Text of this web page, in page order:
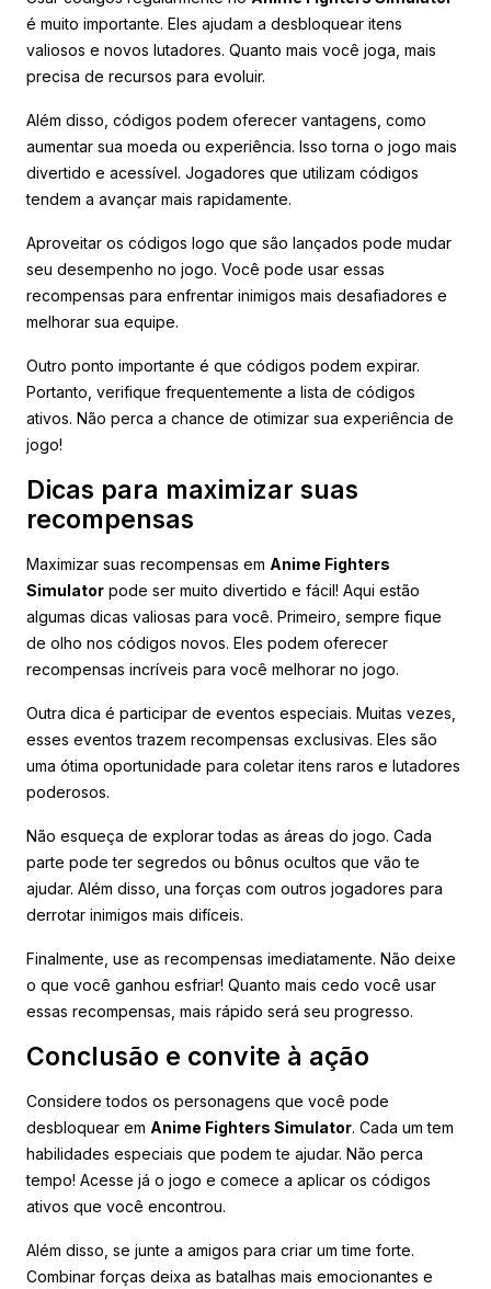
é muito importante. Eles ajudam a desbloquear itens
valiosos e novos lutadores. Quanto mais você joga, mais
precisa de recursos para evoluir.
Além disso, códigos podem oferecer vantagens, como
aumentar sua moeda ou experiência. Isso torna o jogo mais
divertido e acessível. Jogadores que utilizam códigos
tendem a avançar mais rapidamente.
Aproveitar os códigos logo que são lançados pode mudar
seu desempenho no jogo. Você pode usar essas
recompensas para enfrentar inimigos mais desafiadores e
melhorar sua equipe.
Outro ponto importante é que códigos podem expirar.
Portanto, verifique frequentemente a lista de códigos
ativos. Não perca a chance de otimizar sua experiência de
jogo!
Dicas para maximizar suas
recompensas
Maximizar suas recompensas em Anime Fighters
Simulator pode ser muito divertido e fácil! Aqui estão
algumas dicas valiosas para você. Primeiro, sempre fique
de olho nos códigos novos. Eles podem oferecer
recompensas incríveis para você melhorar no jogo.
Outra dica é participar de eventos especiais. Muitas vezes,
esses eventos trazem recompensas exclusivas. Eles são
uma ótima oportunidade para coletar itens raros e lutadores
poderosos.
Não esqueça de explorar todas as áreas do jogo. Cada
parte pode ter segredos ou bônus ocultos que vão te
ajudar. Além disso, una forças com outros jogadores para
derrotar inimigos mais difíceis.
Finalmente, use as recompensas imediatamente. Não deixe
o que você ganhou esfriar! Quanto mais cedo você usar
essas recompensas, mais rápido será seu progresso.
Conclusão e convite à ação
Considere todos os personagens que você pode
desbloquear em Anime Fighters Simulator. Cada um tem
habilidades especiais que podem te ajudar. Não perca
tempo! Acesse já o jogo e comece a aplicar os códigos
ativos que você encontrou.
Além disso, se junte a amigos para criar um time forte.
Combinar forças deixa as batalhas mais emocionantes e